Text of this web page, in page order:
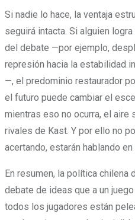
Si nadie lo hace, la ventaja
seguirá intacta. Si alguien
del debate —por ejemplo,
represión hacia la estabilidad
—, el predominio restaurador
el futuro puede cambiar el
mientras eso no ocurra, el aire
rivales de Kast. Y por ello no
acertando, estarán hablando
En resumen, la política chilena
debate de ideas que a un
todos los jugadores están